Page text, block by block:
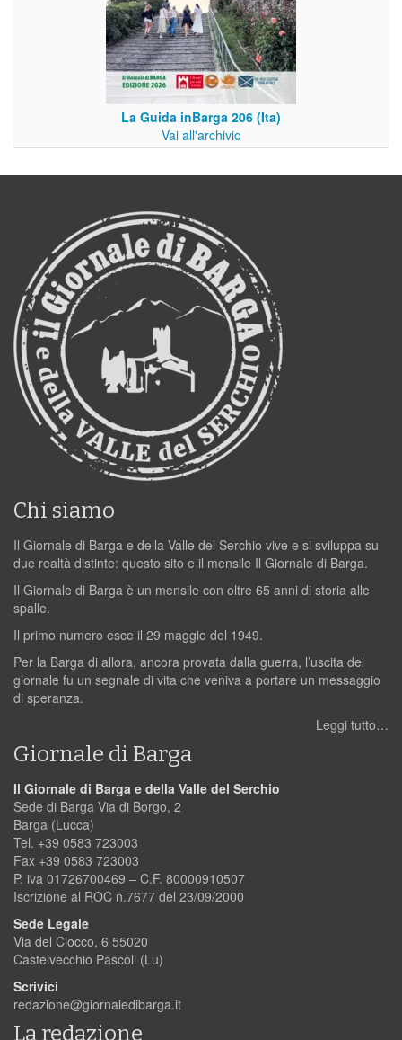
La Guida inBarga 206 (Ita)
Vai all'archivio
Chi siamo
Il Giornale di Barga e della Valle del Serchio vive e si sviluppa su
due realtà distinte: questo sito e il mensile Il Giornale di Barga.
Il Giornale di Barga è un mensile con oltre 65 anni di storia alle
spalle.
Il primo numero esce il 29 maggio del 1949.
Per la Barga di allora, ancora provata dalla guerra, l’uscita del
giornale fu un segnale di vita che veniva a portare un messaggio
di speranza.
Leggi tutto…
Giornale di Barga
Il Giornale di Barga e della Valle del Serchio
Sede di Barga Via di Borgo, 2
Barga (Lucca)
Tel. +39 0583 723003
Fax +39 0583 723003
P. iva 01726700469 – C.F. 80000910507
Iscrizione al ROC n.7677 del 23/09/2000
Sede Legale
Via del Ciocco, 6 55020
Castelvecchio Pascoli (Lu)
Scrivici
redazione@giornaledibarga.it
La redazione